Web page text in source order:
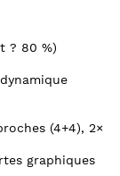
? 80 %)
(4+4), 2×
graphiques